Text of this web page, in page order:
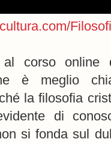
al corso
è meglio
la filosofia
di
si fonda sul